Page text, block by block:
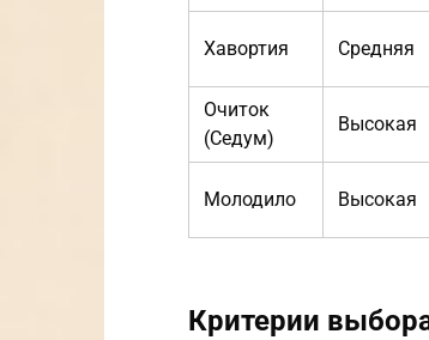
Хавортия Средняя
Очиток
(Седум)
Высокая
Молодило Высокая
Критерии